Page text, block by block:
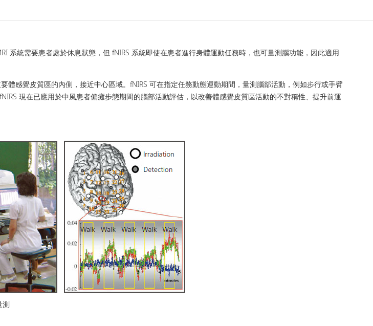
系統需要患者處於休息狀態，但 fNIRS 系統即使在患者進行身體運動任務時，也可量測腦功能，因此適用
感覺皮質區的內側，接近中心區域。fNIRS 可在指定任務動態運動期間，量測腦部活動，例如步行或手臂
現在已應用於中風患者偏癱步態期間的腦部活動評估，以改善體感覺皮質區活動的不對稱性、提升前運
測